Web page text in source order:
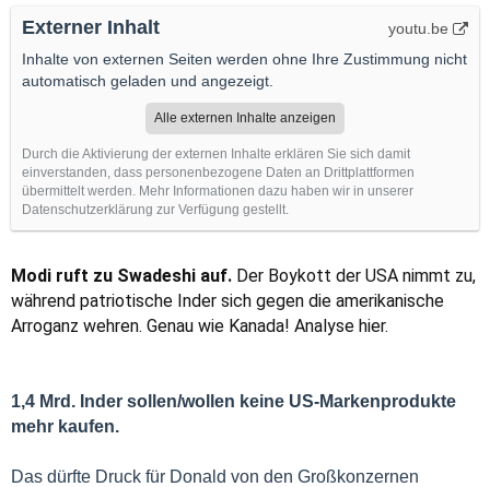
Externer Inhalt
youtu.be
Inhalte von externen Seiten werden ohne Ihre Zustimmung nicht
automatisch geladen und angezeigt.
Alle externen Inhalte anzeigen
Durch die Aktivierung der externen Inhalte erklären Sie sich damit
einverstanden, dass personenbezogene Daten an Drittplattformen
übermittelt werden. Mehr Informationen dazu haben wir in unserer
Datenschutzerklärung zur Verfügung gestellt.
Modi ruft zu Swadeshi auf. Der Boykott der USA nimmt zu,
während patriotische Inder sich gegen die amerikanische
Arroganz wehren. Genau wie Kanada! Analyse hier.
1,4 Mrd. Inder sollen/wollen keine US-Markenprodukte
mehr kaufen.
Das dürfte Druck für Donald von den Großkonzernen